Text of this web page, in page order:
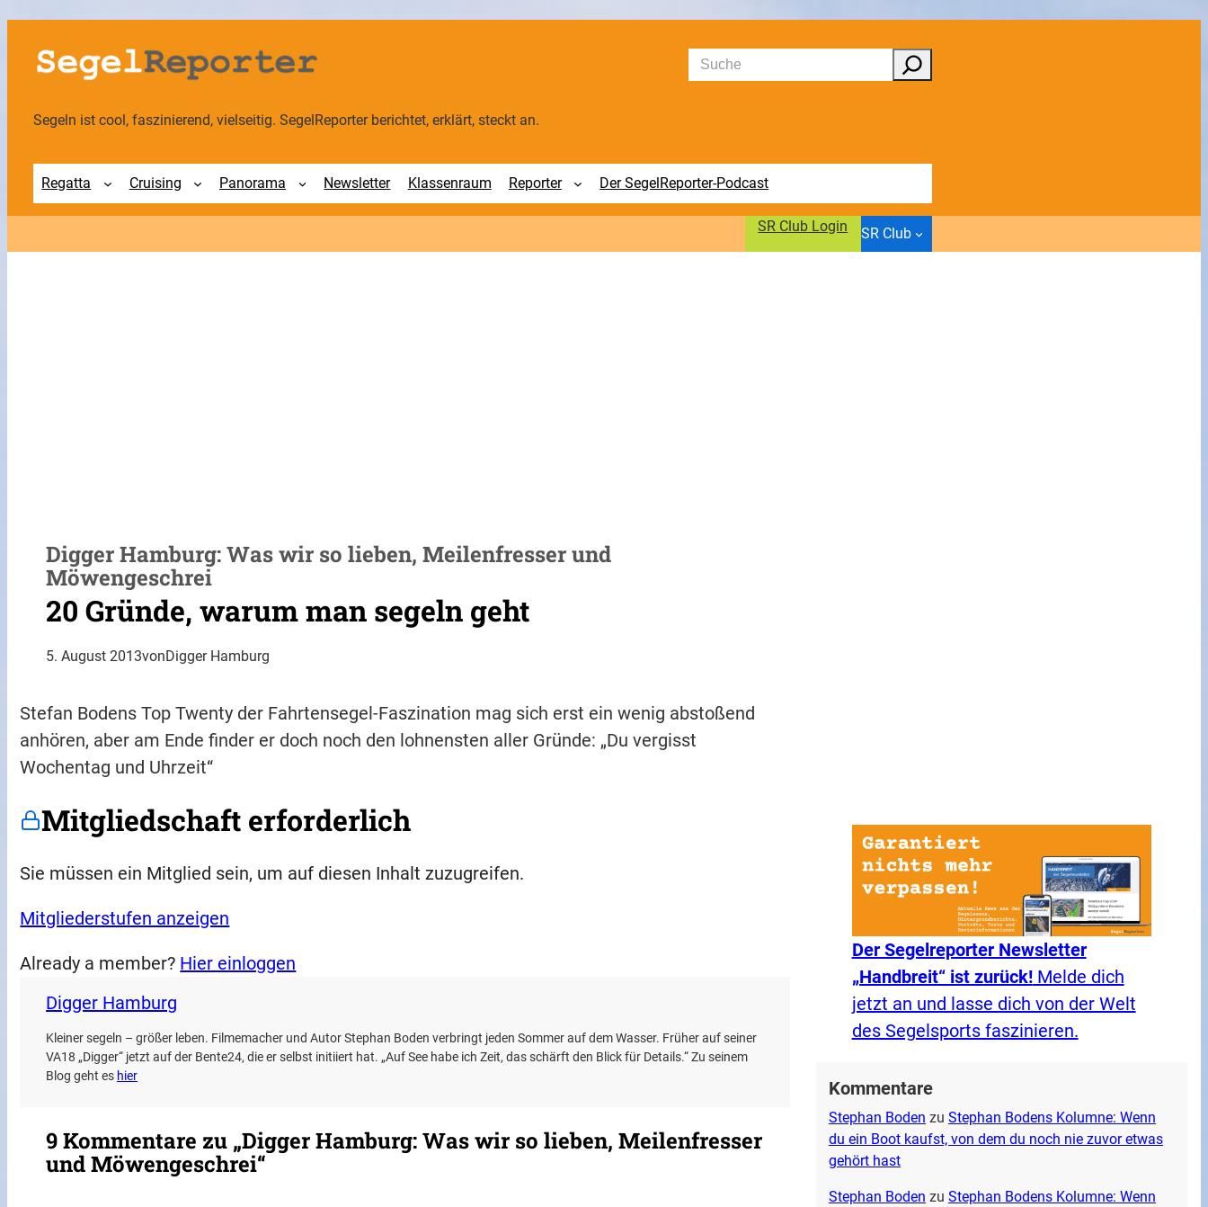
Zum
Inhalt
springen
Suchen
Segeln ist cool, faszinierend, vielseitig. SegelReporter berichtet, erklärt, steckt an.
Regatta Cruising Panorama Newsletter Klassenraum Reporter Der SegelReporter-Podcast
SR Club Login SR Club
Digger Hamburg: Was wir so lieben, Meilenfresser und
Möwengeschrei
20 Gründe, warum man segeln geht
5. August 2013vonDigger Hamburg
Stefan Bodens Top Twenty der Fahrtensegel-Faszination mag sich erst ein wenig abstoßend
anhören, aber am Ende finder er doch noch den lohnensten aller Gründe: „Du vergisst
Wochentag und Uhrzeit“
Mitgliedschaft erforderlich
Sie müssen ein Mitglied sein, um auf diesen Inhalt zuzugreifen.
Mitgliederstufen anzeigen
Already a member? Hier einloggen
Digger Hamburg
Kleiner segeln – größer leben. Filmemacher und Autor Stephan Boden verbringt jeden Sommer auf dem Wasser. Früher auf seiner
VA18 „Digger“ jetzt auf der Bente24, die er selbst initiiert hat. „Auf See habe ich Zeit, das schärft den Blick für Details.“ Zu seinem
Blog geht es hier
9 Kommentare zu „Digger Hamburg: Was wir so lieben, Meilenfresser
und Möwengeschrei“
Der Segelreporter Newsletter
„Handbreit“ ist zurück!Melde dich
jetzt an und lasse dich von der Welt
des Segelsports faszinieren.
Kommentare
Stephan Boden zu Stephan Bodens Kolumne: Wenn
du ein Boot kaufst, von dem du noch nie zuvor etwas
gehört hast
Stephan Boden zu Stephan Bodens Kolumne: Wenn